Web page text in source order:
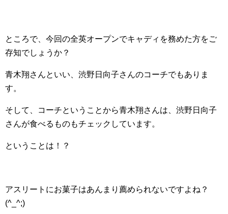
ところで、今回の全英オープンでキャディを務めた方をご
存知でしょうか？
青木翔さんといい、渋野日向子さんのコーチでもありま
す。
そして、コーチということから青木翔さんは、渋野日向子
さんが食べるものもチェックしています。
ということは！？
アスリートにお菓子はあんまり薦められないですよね？
(^_^;)